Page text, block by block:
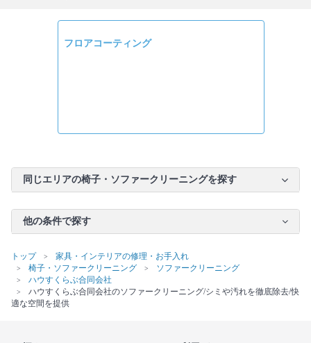
フロアコーティング
同じエリアの椅子・ソファークリーニングを探す
他の条件で探す
トップ
家具・インテリアの修理・お手入れ
椅子・ソファークリーニング
ソファークリーニング
ハウすくらぶ合同会社
ハウすくらぶ合同会社のソファークリーニング/シミや汚れを徹底除去/快
適な空間を提供